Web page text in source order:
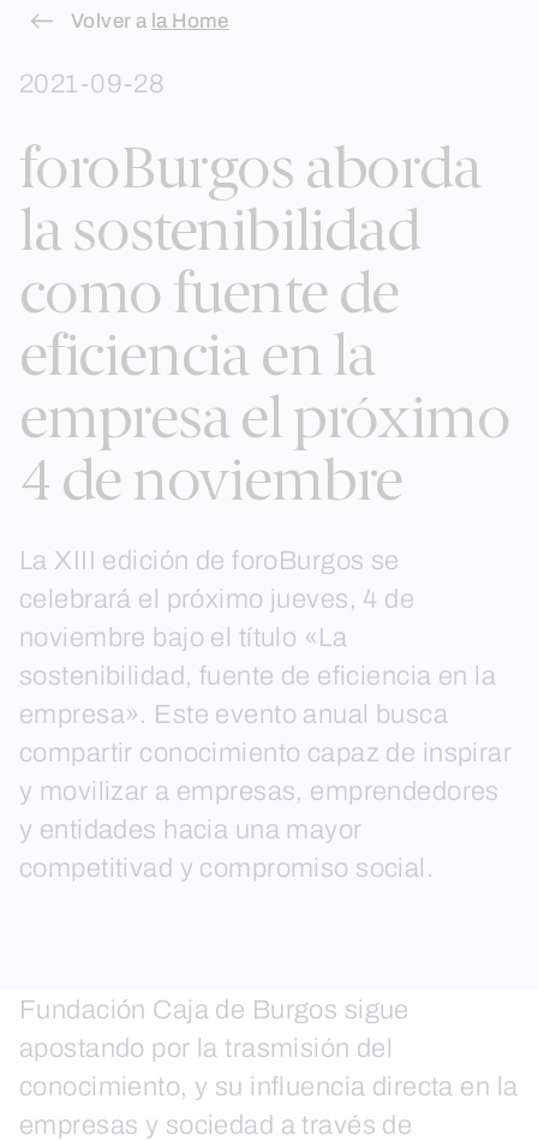
Skip
content
Volver a la Home
2021-09-28
foroBurgos aborda
la sostenibilidad
como fuente de
eficiencia en la
empresa el próximo
4 de noviembre
La XIII edición de foroBurgos se
celebrará el próximo jueves, 4 de
noviembre bajo el título «La
sostenibilidad, fuente de eficiencia en la
empresa». Este evento anual busca
compartir conocimiento capaz de inspirar
y movilizar a empresas, emprendedores
y entidades hacia una mayor
competitivad y compromiso social.
Fundación Caja de Burgos sigue
apostando por la trasmisión del
conocimiento, y su influencia directa en la
empresas y sociedad a través de